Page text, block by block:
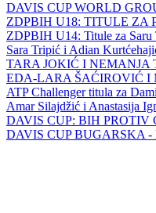
DAVIS CUP WORLD
ZDPBIH U18: TITULE ZA
ZDPBIH U14: Titule za
Sara Tripić i Adian
TARA JOKIĆ I NEMANJA
EDA-LARA ŠAĆIROVIĆ I
ATP Challenger titula za
Amar Silajdžić i Anastasija
DAVIS CUP: BIH PROTIV
DAVIS CUP BUGARSKA